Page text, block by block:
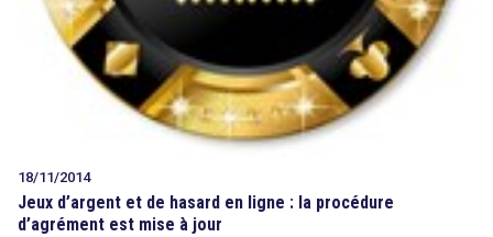
18/11/2014
Jeux d’argent et de hasard en ligne : la procédure
d’agrément est mise à jour